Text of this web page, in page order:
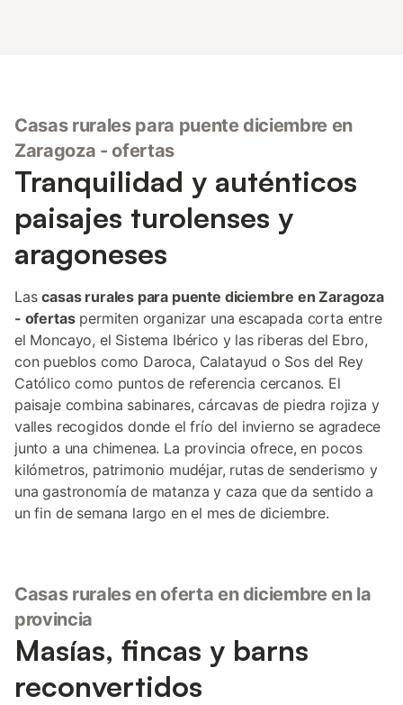
Casas rurales para puente diciembre en
Zaragoza - ofertas
Tranquilidad y auténticos
paisajes turolenses y
aragoneses
Lascasas rurales para puente diciembre en Zaragoza
- ofertaspermiten organizar una escapada corta entre
el Moncayo, el Sistema Ibérico y las riberas del Ebro,
con pueblos como Daroca, Calatayud o Sos del Rey
Católico como puntos de referencia cercanos. El
paisaje combina sabinares, cárcavas de piedra rojiza y
valles recogidos donde el frío del invierno se agradece
junto a una chimenea. La provincia ofrece, en pocos
kilómetros, patrimonio mudéjar, rutas de senderismo y
una gastronomía de matanza y caza que da sentido a
un fin de semana largo en el mes de diciembre.
Casas rurales en oferta en diciembre en la
provincia
Masías, fincas y barns
reconvertidos